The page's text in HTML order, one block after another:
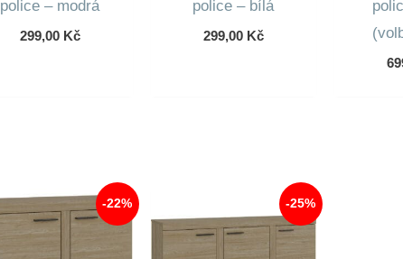
police – modrá
299,00 Kč
police – bílá
299,00 Kč
-22% -25%